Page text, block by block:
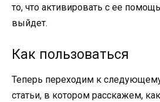
то, что активировать с ее
выйдет.
Как пользоваться
Теперь переходим к
статьи, в котором расскажем,